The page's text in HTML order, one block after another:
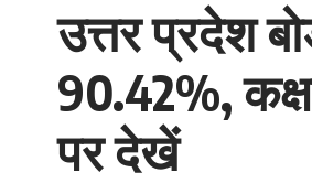
उत्तर प्रदेश
90.42%,
पर देखें